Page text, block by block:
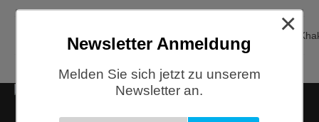
Hay, About a Chair, AAC22,
Kontakt
Newsletter Anmeldung
Melden Sie sich jetzt zu unserem
Newsletter an.
×